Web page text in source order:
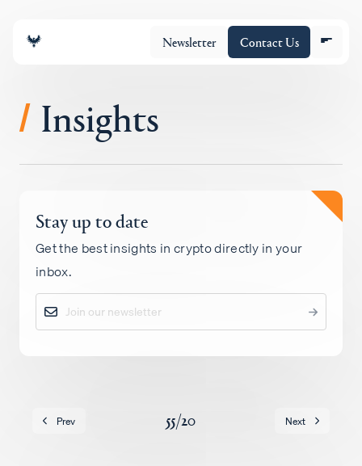
Newsletter Contact Us
チーム
ポートフォリオ
Insights
Policy
/ Insights
Prev 55/20 Next
Stay up to date
Get the best insights in crypto directly in your
inbox.